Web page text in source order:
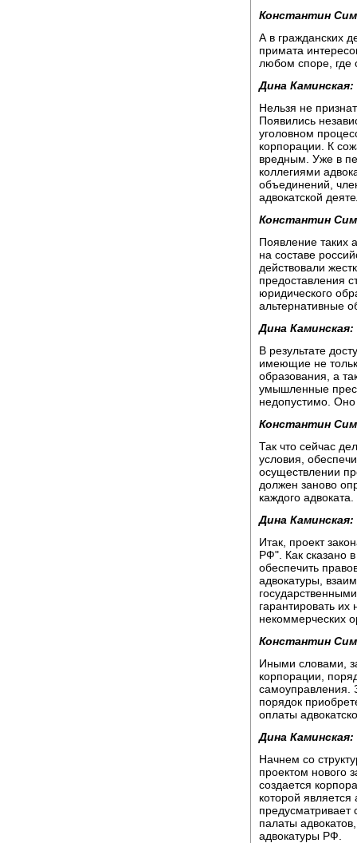
Константин
А в гражданских
примата
любом споре, где
Дина Каминская:
Нельзя не
Появились
уголовном
корпорации. К
вредным. Уже в
коллегиями
объединений,
адвокатской
Константин
Появление таких
на составе
действовали
предоставления
юридического
альтернативные
Дина Каминская:
В результате
имеющие не
образования, а
умышленные
недопустимо. Оно
Константин
Так что сейчас
условия,
осуществлении
должен заново
каждого адвоката.
Дина Каминская:
Итак, проект
РФ". Как сказано
обеспечить
адвокатуры,
гарантировать
некоммерческих
Константин
Иными словами,
корпорации,
самоуправления.
порядок
оплаты
Дина Каминская:
Начнем со
проектом нового
создается
которой является
предусматривает
палаты
адвокатуры РФ.